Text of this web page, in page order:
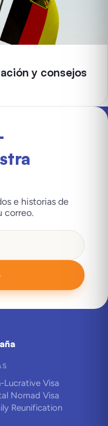
y consejos
e historias de
correo.
Lucrative Visa
Nomad Visa
Reunification